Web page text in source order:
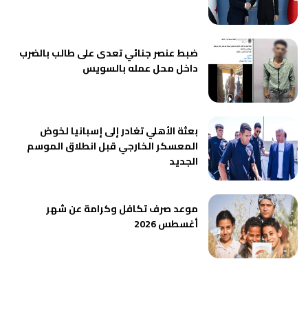
ضبط عنصر جنائي تعدى على طالب بالضرب
داخل محل عمله بالسويس
بعثة الأهلي تغادر إلى إسبانيا لخوض
المعسكر الخارجي قبل انطلاق الموسم
الجديد
موعد صرف تكافل وكرامة عن شهر
أغسطس 2026